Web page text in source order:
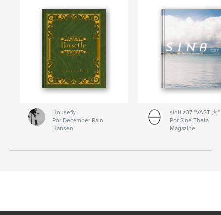
Housefly
Por December Rain
Hansen
sinθ #37 "VAST 大"
Por Sine Theta
Magazine